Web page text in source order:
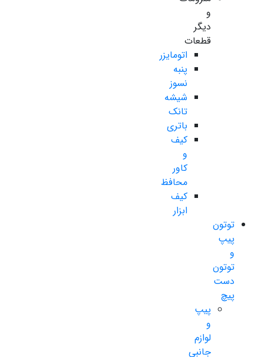
و
دیگر
قطعات
اتومایزر
پنبه
نسوز
شیشه
تانک
باتری
کیف
و
کاور
محافظ
کیف
ابزار
توتون
پیپ
و
توتون
دست
پیچ
پیپ
و
لوازم
جانبی